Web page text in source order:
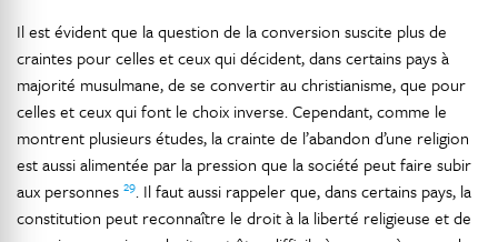
Il est évident que la question de la conversion suscite plus de
craintes pour celles et ceux qui décident, dans certains pays à
majorité musulmane, de se convertir au christianisme, que pour
celles et ceux qui font le choix inverse. Cependant, comme le
montrent plusieurs études, la crainte de l’abandon d’une religion
est aussi alimentée par la pression que la société peut faire subir
aux personnes 29. Il faut aussi rappeler que, dans certains pays, la
constitution peut reconnaître le droit à la liberté religieuse et de